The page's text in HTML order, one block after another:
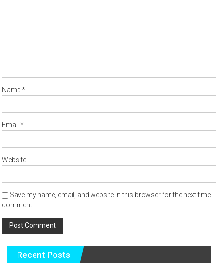
Name*
Email*
Website
Save my name, email, and website in this browser for the next time I
comment.
Recent Posts